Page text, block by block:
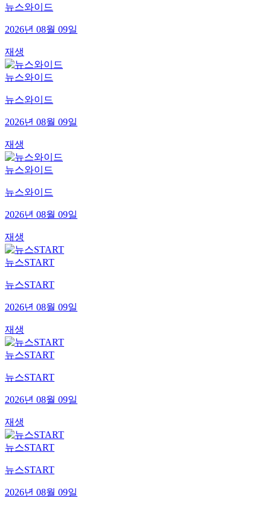
뉴스와이드
2026년 08월 09일
재생
뉴스와이드
뉴스와이드
2026년 08월 09일
재생
뉴스와이드
뉴스와이드
2026년 08월 09일
재생
뉴스START
뉴스START
2026년 08월 09일
재생
뉴스START
뉴스START
2026년 08월 09일
재생
뉴스START
뉴스START
2026년 08월 09일